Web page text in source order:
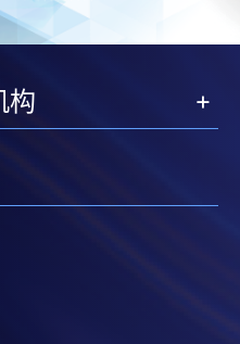
构